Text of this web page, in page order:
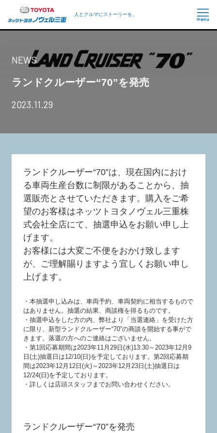
人とクルマにストーリーを。
NEWS
ランドクルーザー“70”を発売
2023.11.29
ランドクルーザー“70”は、現在国内におけ
る車両生産台数に制限があることから、抽
選販売とさせていただきます。購入をご希
望のお客様はネッツトヨタノヴェル三重株
式会社全店にて、抽選申込をお願い申し上
げます。
お客様には大変ご不便をおかけ致します
が、ご理解賜りますよう宜しくお願い申し
上げます。
・本抽選申し込みは、車両予約、車両契約に相当するもので
はありません。抽選の結果、商談権を得るものです。
・抽選申込をした方の内、弊社より「当選連絡」を受けた方
に限り、新型ランドクルーザー“70”の商談を開始する事がで
きます。落選の方へのご連絡はございません。
・第1回応募期間は2023年11月29日(水)13:30～2023年12月9
日(土)抽選日は12/10(日)を予定しております。第2回応募期
間は2023年12月12日(火)～2023年12月23日(土)抽選日は
12/24(日)を予定しております。
・詳しくは店頭スタッフまでお問い合わせください。
ランドクルーザー“70”を発売